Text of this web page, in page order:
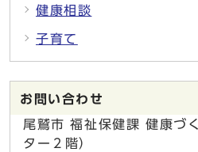
健康相談
子育て
お問い合わせ
尾鷲市 福祉保健課 健康づ
ター２階）